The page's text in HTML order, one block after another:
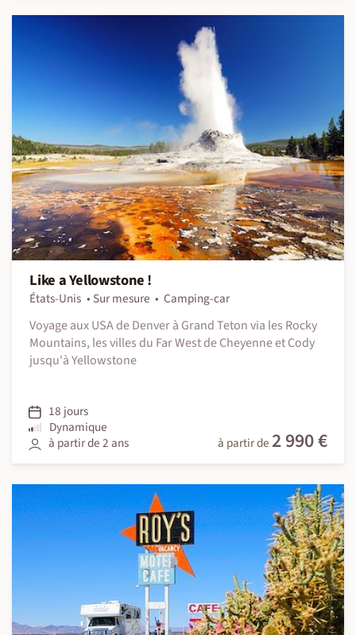
Like a Yellowstone !
États-Unis Sur mesure
Camping-car
Voyage aux USA de Denver à Grand Teton via les Rocky
Mountains, les villes du Far West de Cheyenne et Cody
jusqu'à Yellowstone
18 jours
Dynamique
à partir de 2 ans
à partir de 2 990 €